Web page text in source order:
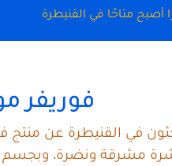
أصبح متاحًا في القنيطرة
فوريفر
في القنيطرة عن
مشرقة ونضرة، وبجسم